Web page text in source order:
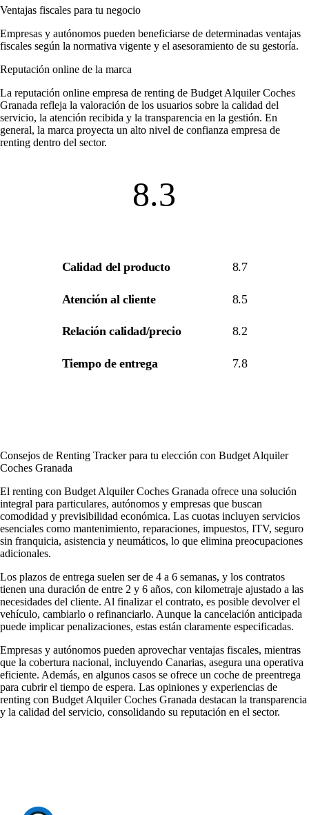
Ventajas fiscales para tu negocio
Empresas y autónomos pueden beneficiarse de determinadas ventajas
fiscales según la normativa vigente y el asesoramiento de su gestoría.
Reputación online de la marca
La reputación online empresa de renting de Budget Alquiler Coches
Granada refleja la valoración de los usuarios sobre la calidad del
servicio, la atención recibida y la transparencia en la gestión. En
general, la marca proyecta un alto nivel de confianza empresa de
renting dentro del sector.
8.3
Calidad del producto 8.7
Atención al cliente 8.5
Relación calidad/precio 8.2
Tiempo de entrega 7.8
Consejos de Renting Tracker para tu elección con Budget Alquiler
Coches Granada
El renting con Budget Alquiler Coches Granada ofrece una solución
integral para particulares, autónomos y empresas que buscan
comodidad y previsibilidad económica. Las cuotas incluyen servicios
esenciales como mantenimiento, reparaciones, impuestos, ITV, seguro
sin franquicia, asistencia y neumáticos, lo que elimina preocupaciones
adicionales.
Los plazos de entrega suelen ser de 4 a 6 semanas, y los contratos
tienen una duración de entre 2 y 6 años, con kilometraje ajustado a las
necesidades del cliente. Al finalizar el contrato, es posible devolver el
vehículo, cambiarlo o refinanciarlo. Aunque la cancelación anticipada
puede implicar penalizaciones, estas están claramente especificadas.
Empresas y autónomos pueden aprovechar ventajas fiscales, mientras
que la cobertura nacional, incluyendo Canarias, asegura una operativa
eficiente. Además, en algunos casos se ofrece un coche de preentrega
para cubrir el tiempo de espera. Las opiniones y experiencias de
renting con Budget Alquiler Coches Granada destacan la transparencia
y la calidad del servicio, consolidando su reputación en el sector.